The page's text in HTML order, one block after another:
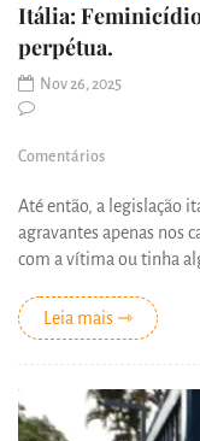
Itália:
perpétua.
Nov 26, 2025
Comentários
Até então, a legislação
agravantes apenas nos
com a vítima ou tinha
Leia mais ⇾